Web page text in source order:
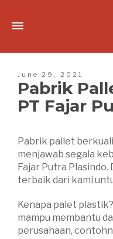
June 29, 2021
Pabrik
PT Fajar
Pabrik pallet
menjawab segala
Fajar Putra
terbaik dari kami
Kenapa palet
mampu membantu
perusahaan,